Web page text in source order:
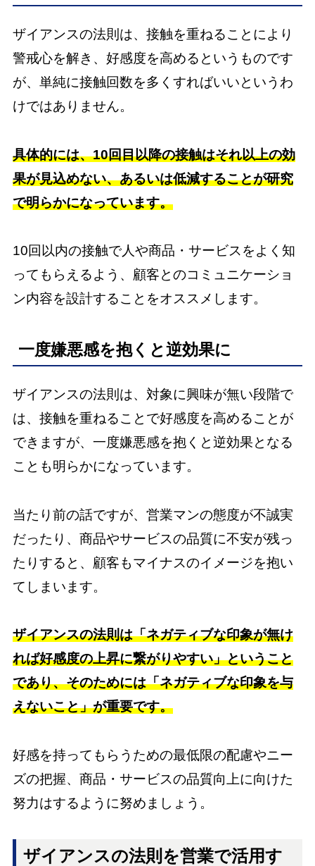
ザイアンスの法則は、接触を重ねることにより
警戒心を解き、好感度を高めるというものです
が、単純に接触回数を多くすればいいというわ
けではありません。
具体的には、10回目以降の接触はそれ以上の効
果が見込めない、あるいは低減することが研究
で明らかになっています。
10回以内の接触で人や商品・サービスをよく知
ってもらえるよう、顧客とのコミュニケーショ
ン内容を設計することをオススメします。
一度嫌悪感を抱くと逆効果に
ザイアンスの法則は、対象に興味が無い段階で
は、接触を重ねることで好感度を高めることが
できますが、一度嫌悪感を抱くと逆効果となる
ことも明らかになっています。
当たり前の話ですが、営業マンの態度が不誠実
だったり、商品やサービスの品質に不安が残っ
たりすると、顧客もマイナスのイメージを抱い
てしまいます。
ザイアンスの法則は「ネガティブな印象が無け
れば好感度の上昇に繋がりやすい」ということ
であり、そのためには「ネガティブな印象を与
えないこと」が重要です。
好感を持ってもらうための最低限の配慮やニー
ズの把握、商品・サービスの品質向上に向けた
努力はするように努めましょう。
ザイアンスの法則を営業で活用す